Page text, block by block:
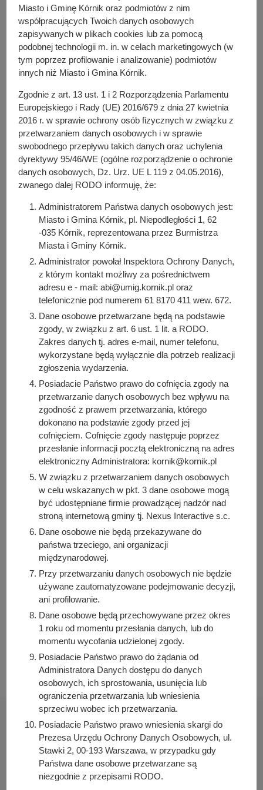
W dniu 31 lipca 2025 r. Stowarzyszenie Emerytów i
Rencistów SENIOR w Borówcu, złożyło ofertę w trybie art.
19a ustawy z dnia 24 kwietnia 2003 r. o działalności
pożytku publicznego i o wolontariacie na realizację
zadania publicznego z zakresu: działalność na rzecz osób
w wieku emerytalnym, pod tytułem: „Czas na aktywność –
złoty wiek. Stowarzyszenie Senior w Srebrnej Górze”.
Zgodnie z art. 19a ust. 3 ww. ustawy ofertę zamieszcza się
na okres 7 dni: w Biuletynie Informacji Publicznej, na
tablicy ogłoszeń w siedzibie Wydziału Komunikacji
Społecznej i Inicjatyw Lokalnych UMiG Kórnik (Dom
Integracji Międzypokoleniowej - pl. Powstańców Wlkp. 13)
oraz na stronie internetowej Miasta i Gminy Kórnik
dedykowanej organizacjom pozarządowym pop.kornik.pl w
zakładce: Oferta realizacji zadań. Na podstawie art. 19a
ust. 4 ww. ustawy każdy, w terminie 7 dni od dnia
zamieszczenia oferty w sposób, o którym mowa w ust. 3,
może zgłosić uwagi dotyczące oferty.
13 sierpnia 2025 r. do godziny 15:30, wyłącznie na adres
wks@kornik.pl. Rozpatrywane będą wyłącznie
uwagi, które wpłyną we wskazanym powyżej terminie i na
wskazany adres e-mail. Szczegółowe informacje tel.
61 81 70 411 wew. 534w godzinach pracy Urzędu.
Do pobrania
PDF-Uproszczona oferta realizacji zadania publicznego:
Czas na aktywność- złoty wiek. Stowarzyszenie Senior w
Srebrnej Górze (475.46 KB)
Osoba odpowiedzialna za treść:
Izabela Kozłowska
Osoba odpowiedzialna za publikację:
Bartosz Przybylski
Data wytworzenia:
2025-08-06 10:38:52
Data publikacji:
2025-08-06 10:40:57
Data ostatniej modyfikacji:
2025-08-06 10:40:57
Urząd Miasta i Gminy Kórnik
pl. Niepodległości 1
Miasto i Gminę Kórnik oraz podmiotów z nim
współpracujących Twoich danych osobowych
zapisywanych w plikach cookies lub za pomocą
podobnej technologii m. in. w celach marketingowych (w
tym poprzez profilowanie i analizowanie) podmiotów
innych niż Miasto i Gmina Kórnik.
Zgodnie z art. 13 ust. 1 i 2 Rozporządzenia Parlamentu
Europejskiego i Rady (UE) 2016/679 z dnia 27 kwietnia
2016 r. w sprawie ochrony osób fizycznych w związku z
przetwarzaniem danych osobowych i w sprawie
swobodnego przepływu takich danych oraz uchylenia
dyrektywy 95/46/WE (ogólne rozporządzenie o ochronie
danych osobowych, Dz. Urz. UE L 119 z 04.05.2016),
zwanego dalej RODO informuję, że:
Administratorem Państwa danych osobowych jest:
Miasto i Gmina Kórnik, pl. Niepodległości 1, 62
-035 Kórnik, reprezentowana przez Burmistrza
Miasta i Gminy Kórnik.
Administrator powołał Inspektora Ochrony Danych,
z którym kontakt możliwy za pośrednictwem
adresu e - mail: abi@umig.kornik.pl oraz
telefonicznie pod numerem 61 8170 411 wew. 672.
Dane osobowe przetwarzane będą na podstawie
zgody, w związku z art. 6 ust. 1 lit. a RODO.
Zakres danych tj. adres e-mail, numer telefonu,
wykorzystane będą wyłącznie dla potrzeb realizacji
zgłoszenia wydarzenia.
Posiadacie Państwo prawo do cofnięcia zgody na
przetwarzanie danych osobowych bez wpływu na
zgodność z prawem przetwarzania, którego
dokonano na podstawie zgody przed jej
cofnięciem. Cofnięcie zgody następuje poprzez
przesłanie informacji pocztą elektroniczną na adres
elektroniczny Administratora: kornik@kornik.pl
W związku z przetwarzaniem danych osobowych
w celu wskazanych w pkt. 3 dane osobowe mogą
być udostępniane firmie prowadzącej nadzór nad
stroną internetową gminy tj. Nexus Interactive s.c.
Dane osobowe nie będą przekazywane do
państwa trzeciego, ani organizacji
międzynarodowej.
Przy przetwarzaniu danych osobowych nie będzie
używane zautomatyzowane podejmowanie decyzji,
ani profilowanie.
Dane osobowe będą przechowywane przez okres
1 roku od momentu przesłania danych, lub do
momentu wycofania udzielonej zgody.
Posiadacie Państwo prawo do żądania od
Administratora Danych dostępu do danych
osobowych, ich sprostowania, usunięcia lub
ograniczenia przetwarzania lub wniesienia
sprzeciwu wobec ich przetwarzania.
Posiadacie Państwo prawo wniesienia skargi do
Prezesa Urzędu Ochrony Danych Osobowych, ul.
Stawki 2, 00-193 Warszawa, w przypadku gdy
Państwa dane osobowe przetwarzane są
niezgodnie z przepisami RODO.